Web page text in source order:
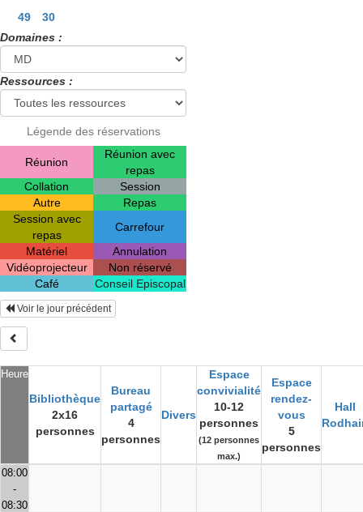
49
30
Domaines :
Ressources :
Légende des réservations
Réunion
Réunion avec
repas
Collation
Session
Autre
Repas
Session avec
repas
Carrefour
Matériel
Annulation
Vidéoprojecteur
Non réservé
Café
Conseil Episcopal
Heure
Bibliothèque
2x16
personnes
Bureau
partagé
4
personnes
Divers
Espace
convivialité
10-12
personnes
(12 personnes
max.)
Espace
rendez-
vous
5
personnes
Hall
Voir le jour précédent
08:00
-
08:30